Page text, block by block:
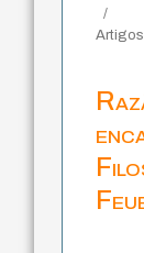
/
Artigos